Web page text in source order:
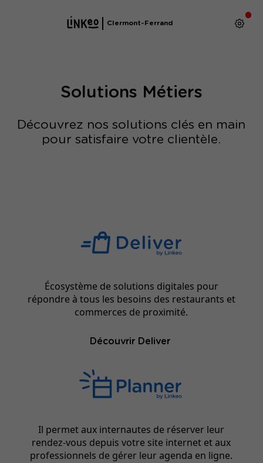
Clermont-Ferrand
Solutions Métiers
Découvrez nos solutions clés en main
pour satisfaire votre clientèle.
Écosystème de solutions digitales pour
répondre à tous les besoins des restaurants et
commerces de proximité.
Découvrir Deliver
Il permet aux internautes de réserver leur
rendez-vous depuis votre site internet et aux
professionnels de gérer leur agenda en ligne.